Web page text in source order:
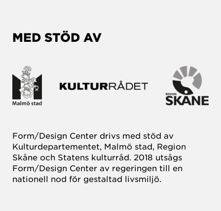
MED STÖD AV
Form/Design Center drivs med stöd av
Kulturdepartementet, Malmö stad, Region
Skåne och Statens kulturråd. 2018 utsågs
Form/Design Center av regeringen till en
nationell nod för gestaltad livsmiljö.